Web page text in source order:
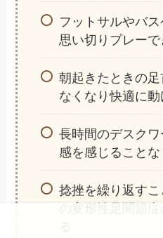
フットサルやバ
思い切りプレー
朝起きたときの
なくなり快適に動
長時間のデスク
感を感じること
捻挫を繰り返す
の変形性足関節